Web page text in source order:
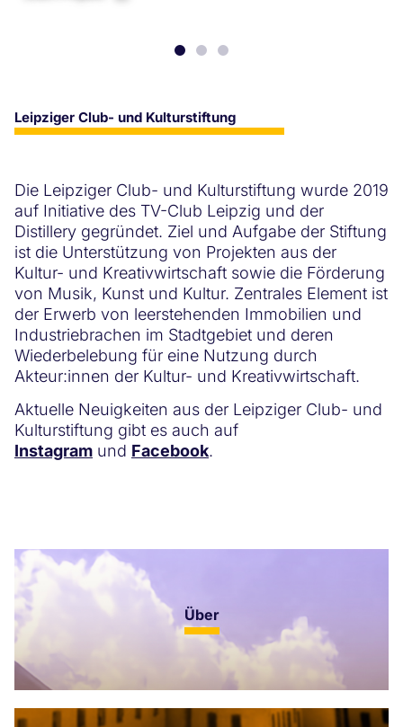
Leipziger Club- und Kulturstiftung
Die Leipziger Club- und Kulturstiftung wurde 2019
auf Initiative des TV-Club Leipzig und der
Distillery gegründet. Ziel und Aufgabe der Stiftung
ist die Unterstützung von Projekten aus der
Kultur- und Kreativwirtschaft sowie die Förderung
von Musik, Kunst und Kultur. Zentrales Element ist
der Erwerb von leerstehenden Immobilien und
Industriebrachen im Stadtgebiet und deren
Wiederbelebung für eine Nutzung durch
Akteur:innen der Kultur- und Kreativwirtschaft.
Aktuelle Neuigkeiten aus der Leipziger Club- und
Kulturstiftung gibt es auch auf
Instagram und Facebook.
Über